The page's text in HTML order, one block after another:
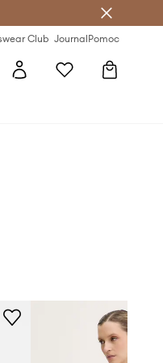
Club JournalPomoc